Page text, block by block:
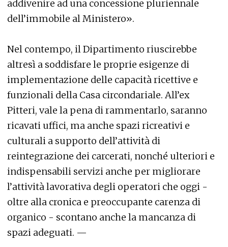
addivenire ad una concessione pluriennale
dell’immobile al Ministero».
Nel contempo, il Dipartimento riuscirebbe
altresì a soddisfare le proprie esigenze di
implementazione delle capacità ricettive e
funzionali della Casa circondariale. All’ex
Pitteri, vale la pena di rammentarlo, saranno
ricavati uffici, ma anche spazi ricreativi e
culturali a supporto dell’attività di
reintegrazione dei carcerati, nonché ulteriori e
indispensabili servizi anche per migliorare
l’attività lavorativa degli operatori che oggi -
oltre alla cronica e preoccupante carenza di
organico - scontano anche la mancanza di
spazi adeguati. —